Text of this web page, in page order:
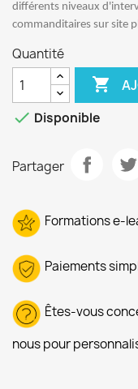
différents niveaux
commanditaires sur site
Quantité

 Disponible
Partager
Formations e-
Paiements
Êtes-vous
nous pour